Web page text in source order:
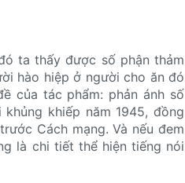
ta thấy được số phận thảm
hào hiệp ở người cho ăn đó
của tác phẩm: phản ánh số
khiếp năm 1945, đồng
Cách mạng. Và nếu đem
là chi tiết thể hiện tiếng nói